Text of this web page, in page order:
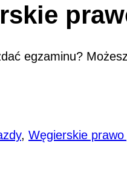
egzaminu?
, Węgierskie prawo